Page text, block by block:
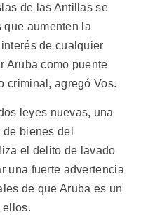
de las Antillas se
que aumenten la
de cualquier
Aruba como puente
criminal, agregó Vos.
leyes nuevas, una
bienes del
el delito de lavado
una fuerte advertencia
de que Aruba es un
ellos.